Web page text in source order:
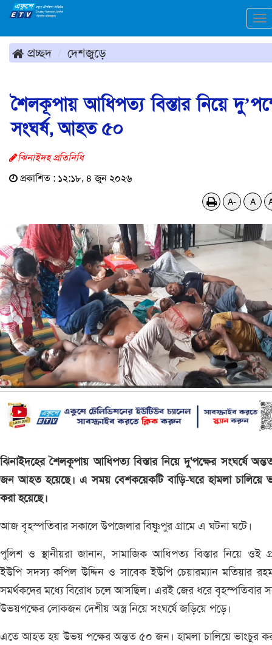
প্রচ্ছদ দেশজুড়ে
শৈলকূপায় আধিপত্য বিস্তার নিয়ে
সংঘর্ষ, আহত ৫০
ঝিনাইদহ প্রতিনিধি
প্রকাশিত : ১২:১৮, ৪ জুন ২০২৬
A- A
ঝিনাইদহের শৈলকূপায় আধিপত্য বিস্তার নিয়ে দু'পক্ষের সংঘর্ষে
জন আহত হয়েছে। এ সময় বেশকয়েকটি বাড়ি-ঘরে হামলা চালিয়ে
করা হয়েছে।
আজ বৃহস্পতিবার সকালে উপজেলার বিষ্ণুপুর গ্রামে এ ঘটনা ঘটে।
পুলিশ ও স্থানীয়রা জানান, সামাজিক আধিপত্য বিস্তার নিয়ে ওই
ইউপি সদস্য কপিল উদ্দিন ও সাবেক ইউপি চেয়ারম্যান মতিয়ার
সমর্থকদের মধ্যে বিরোধ চলে আসছিল। এরই জের ধরে বৃহস্পতিবার
উভয়পক্ষের লোকজন দেশীয় অস্ত্র নিয়ে সংঘর্ষে জড়িয়ে পড়ে।
এতে আহত হয় উভয় পক্ষের অন্তত ৫০ জন। হামলা চালিয়ে ভাংচুর